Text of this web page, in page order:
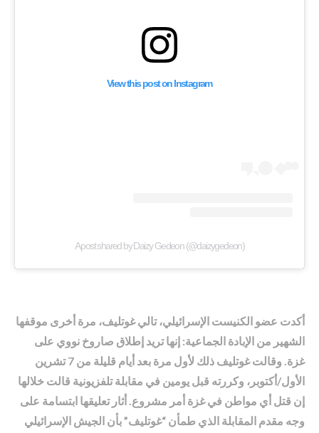
View this post on Instagram
A post shared by Daizy Gedeon (@daizygedeon)
أكدت عضو الكنيست الإسرائيلي، تالي غوتليف، مرة أخرى موقفها
الشهير من الإبادة الجماعية: إنها تريد إطلاق صاروخ نووي على
غزة. وقالت غوتليف ذلك لأول مرة بعد أيام قليلة من 7 تشرين
الأول/أكتوبر، وكررته قبل يومين في مقابلة تلفزيونية قالت خلالها
إن قتل أي مواطن في غزة أمر مشروع. أثار تعليقها ابتسامة على
وجه مقدم المقابلة الذي طمأن “غوتليف” بأن الجيش الإسرائيلي